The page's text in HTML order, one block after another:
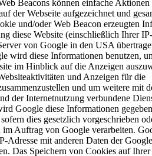
Beacons können einfache
der Webseite aufgezeichnet und
und/oder Web Beacon erzeugten
diese Website (einschließlich Ihrer
von Google in den USA
wird diese Informationen benutzen,
im Hinblick auf die Anzeigen
und Anzeigen für die
und um weitere mit
der Internetnutzung verbundene
Google diese Informationen
dies gesetzlich vorgeschrieben
im Auftrag von Google verarbeiten.
Adresse mit anderen Daten der
Das Speichern von Cookies auf Ihrer